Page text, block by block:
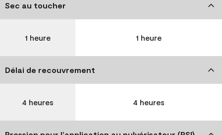
Sec au toucher
1 heure 1 heure
Délai de recouvrement
4 heures 4 heures